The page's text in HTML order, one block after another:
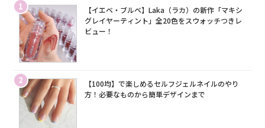
1
【イエベ・ブルベ】Laka（ラカ）の新作「マキシ
グレイヤーティント」全20色をスウォッチつきレ
ビュー！
2
【100均】で楽しめるセルフジェルネイルのやり
方！必要なものから簡単デザインまで